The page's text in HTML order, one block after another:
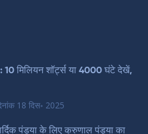
मिलियन शॉर्ट्स या 4000 घंटे देखें,
18 दिस॰ 2025
पंड्या के लिए क्रुणाल पंड्या का